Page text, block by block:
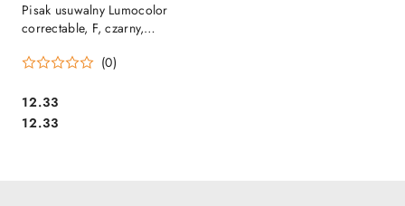
Pisak usuwalny Lumocolor
correctable, F, czarny,
(0)
Cena:
12.33
Cena:
12.33